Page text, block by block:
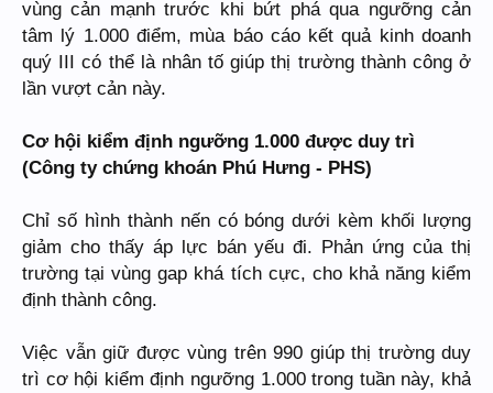
vùng cản mạnh trước khi bứt phá qua ngưỡng cản
tâm lý 1.000 điểm, mùa báo cáo kết quả kinh doanh
quý III có thể là nhân tố giúp thị trường thành công ở
lần vượt cản này.
Cơ hội kiểm định ngưỡng 1.000 được duy trì
(Công ty chứng khoán Phú Hưng - PHS)
Chỉ số hình thành nến có bóng dưới kèm khối lượng
giảm cho thấy áp lực bán yếu đi. Phản ứng của thị
trường tại vùng gap khá tích cực, cho khả năng kiểm
định thành công.
Việc vẫn giữ được vùng trên 990 giúp thị trường duy
trì cơ hội kiểm định ngưỡng 1.000 trong tuần này, khả